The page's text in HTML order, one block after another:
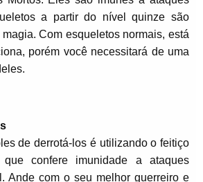
a partir do nível quinze são
Com esqueletos normais, está
porém você necessitará de uma
de derrotá-los é utilizando o feitiço
que confere imunidade a ataques
Ande com o seu melhor guerreiro e